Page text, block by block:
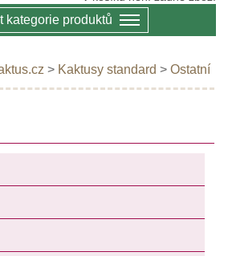
kategorie produktů
> Kaktusy standard > Ostatní